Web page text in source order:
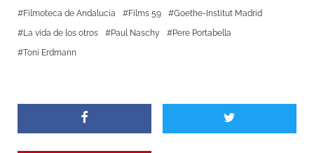
Filmoteca de Andalucia
Films 59
Goethe-Institut Madrid
La vida de los otros
Paul Naschy
Pere Portabella
Toni Erdmann